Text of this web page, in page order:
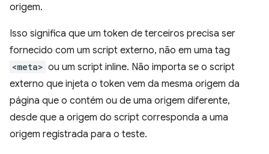
origem.
Isso significa que um token de terceiros precisa ser
fornecido com um script externo, não em uma tag
<meta> ou um script inline. Não importa se o script
externo que injeta o token vem da mesma origem da
página que o contém ou de uma origem diferente,
desde que a origem do script corresponda a uma
origem registrada para o teste.